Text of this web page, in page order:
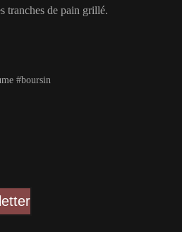
tranches de pain grillé.
#boursin